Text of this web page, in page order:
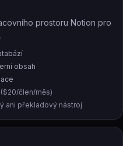
prostoru Notion pro
obsah
člen/měs)
ani překladový nástroj